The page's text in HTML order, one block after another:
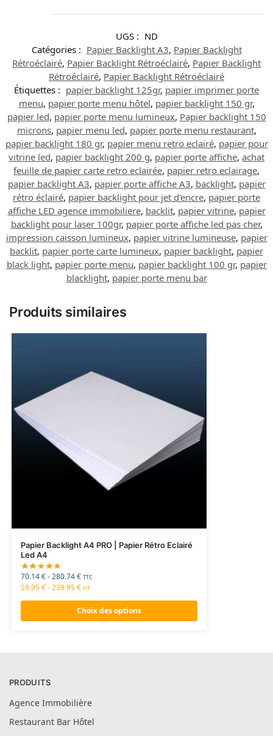
UGS : ND
Catégories : Papier Backlight A3, Papier Backlight
Rétroéclairé, Papier Backlight Rétroéclairé, Papier Backlight
Rétroéclairé, Papier Backlight Rétroéclairé
Étiquettes : papier backlight 125gr, papier imprimer porte
menu, papier porte menu hôtel, papier backlight 150 gr,
papier led, papier porte menu lumineux, Papier backlight 150
microns, papier menu led, papier porte menu restaurant,
papier backlight 180 gr, papier menu retro eclairé, papier pour
vitrine led, papier backlight 200 g, papier porte affiche, achat
feuille de papier carte retro eclairée, papier retro eclairage,
papier backlight A3, papier porte affiche A3, backlight, papier
rétro éclairé, papier backlight pour jet d'encre, papier porte
affiche LED agence immobiliere, backlit, papier vitrine, papier
backlight pour laser 100gr, papier porte affiche led pas cher,
impression caisson lumineux, papier vitrine lumineuse, papier
backlit, papier porte carte lumineux, papier backlight, papier
black light, papier porte menu, papier backlight 100 gr, papier
blacklight, papier porte menu bar
Produits similaires
Papier Backlight A4 PRO | Papier Rétro Eclairé
Led A4
70.14€-280.74€ TTC
59.95€-239.95€ HT
Choix des options
PRODUITS
Agence Immobilière
Restaurant Bar Hôtel